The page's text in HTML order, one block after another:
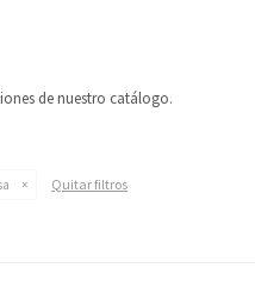
de nuestro catálogo.
Quitar filtros